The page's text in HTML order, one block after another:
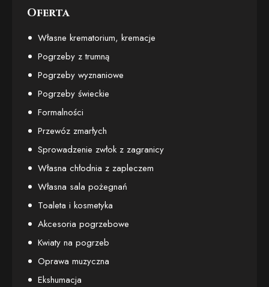
Oferta
Własne krematorium, kremacje
Pogrzeby z trumną
Pogrzeby wyznaniowe
Pogrzeby świeckie
Formalności
Przewóz zmarłych
Sprowadzenie zwłok z zagranicy
Własna chłodnia z zapleczem
Własna sala pożegnań
Toaleta i kosmetyka
Akcesoria pogrzebowe
Kwiaty na pogrzeb
Oprawa muzyczna
Ekshumacja